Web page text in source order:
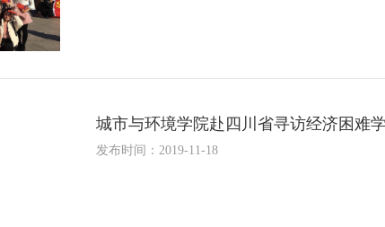
城市与环境学院赴四川省寻访经济困难
发布时间：2019-11-18